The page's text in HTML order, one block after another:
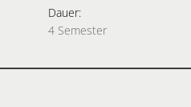
Dauer:
4 Semester